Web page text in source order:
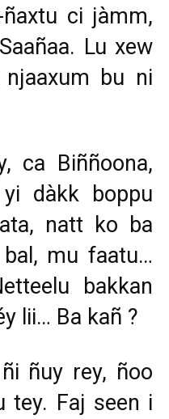
ci jàmm,
Lu xew
bu ni
ca Biññoona,
dàkk boppu
natt ko ba
mu faatu…
bakkan
lii… Ba kañ ?
ñuy rey, ñoo
tey. Faj seen i